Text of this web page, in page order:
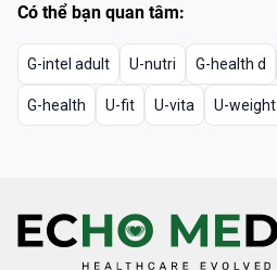
Có thể bạn quan tâm:
G-intel adult U-nutri G-health d
G-health U-fit U-vita U-weight